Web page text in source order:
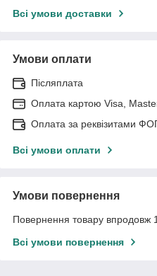
Всі умови доставки
Умови оплати
Післяплата
Оплата картою Visa,
Оплата за реквізитами
Всі умови оплати
Умови повернення
Повернення товару впродовж
Всі умови повернення